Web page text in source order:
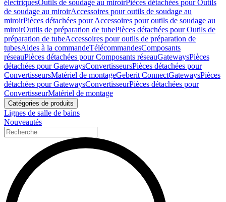
électriquesOutils de soudage au miroirPièces détachées pour Outils
de soudage au miroirAccessoires pour outils de soudage au
miroirPièces détachées pour Accessoires pour outils de soudage au
miroirOutils de préparation de tubePièces détachées pour Outils de
préparation de tubeAccessoires pour outils de préparation de
tubesAides à la commandeTélécommandesComposants
réseauPièces détachées pour Composants réseauGatewaysPièces
détachées pour GatewaysConvertisseursPièces détachées pour
ConvertisseursMatériel de montageGeberit ConnectGatewaysPièces
détachées pour GatewaysConvertisseurPièces détachées pour
ConvertisseurMatériel de montage
Catégories de produits
Lignes de salle de bains
Nouveautés